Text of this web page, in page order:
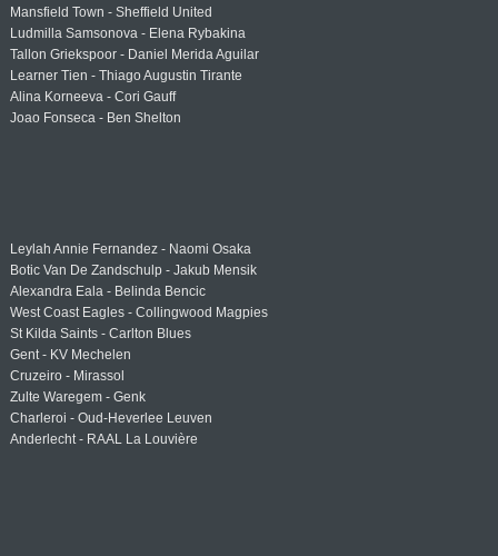
Mansfield Town - Sheffield United
Ludmilla Samsonova - Elena Rybakina
Tallon Griekspoor - Daniel Merida Aguilar
Learner Tien - Thiago Augustin Tirante
Alina Korneeva - Cori Gauff
Joao Fonseca - Ben Shelton
Leylah Annie Fernandez - Naomi Osaka
Botic Van De Zandschulp - Jakub Mensik
Alexandra Eala - Belinda Bencic
West Coast Eagles - Collingwood Magpies
St Kilda Saints - Carlton Blues
Gent - KV Mechelen
Cruzeiro - Mirassol
Zulte Waregem - Genk
Charleroi - Oud-Heverlee Leuven
Anderlecht - RAAL La Louvière